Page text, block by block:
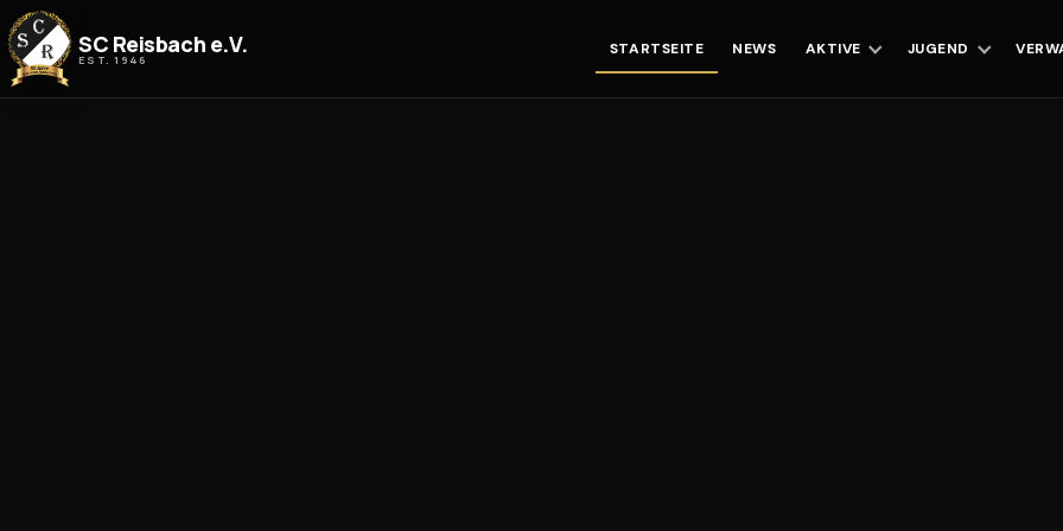
Zum Inhalt springen
SC Reisbach e.V.
EST. 1946
STARTSEITE NEWS AKTIVE JUGEND